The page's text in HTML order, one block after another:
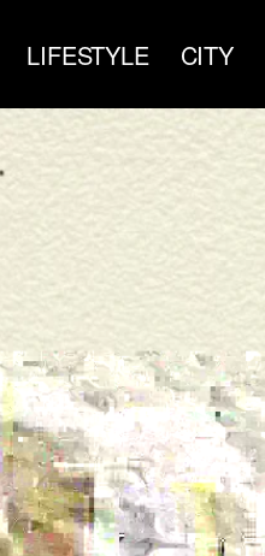
LIFESTYLE CITY